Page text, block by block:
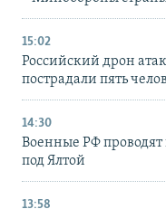
15:02
Российский дрон
пострадали пять
14:30
Военные РФ проводят
под Ялтой
13:58